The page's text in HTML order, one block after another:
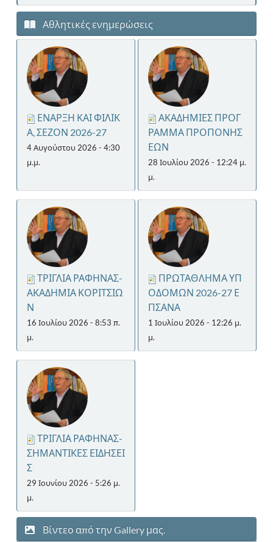
Αθλητικές ενημερώσεις
ΕΝΑΡΞΗ ΚΑΙ ΦΙΛΙΚ
Α, ΣΕΖΟΝ 2026-27
4 Αυγούστου 2026 - 4:30
μ.μ.
ΑΚΑΔΗΜΙΕΣ ΠΡΟΓ
ΡΑΜΜΑ ΠΡΟΠΟΝΗΣ
ΕΩΝ
28 Ιουλίου 2026 - 12:24 μ.
μ.
ΤΡΙΓΛΙΑ ΡΑΦΗΝΑΣ-
ΑΚΑΔΗΜΙΑ ΚΟΡΙΤΣΙΩ
Ν
16 Ιουλίου 2026 - 8:53 π.
μ.
ΠΡΩΤΑΘΛΗΜΑ ΥΠ
ΟΔΟΜΩΝ 2026-27 Ε
ΠΣΑΝΑ
1 Ιουλίου 2026 - 12:26 μ.
μ.
ΤΡΙΓΛΙΑ ΡΑΦΗΝΑΣ-
ΣΗΜΑΝΤΙΚΕΣ ΕΙΔΗΣΕΙ
Σ
29 Ιουνίου 2026 - 5:26 μ.
μ.
Βίντεο από την Gallery μας.